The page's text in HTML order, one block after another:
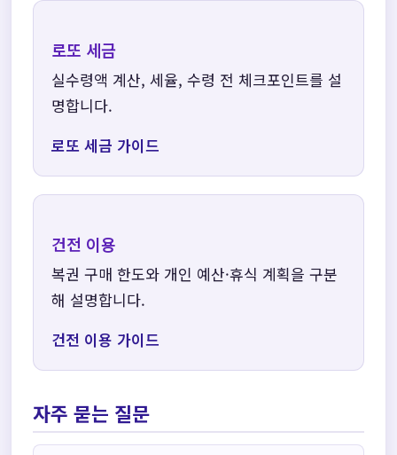
로또 세금
실수령액 계산, 세율, 수령 전 체크포인트를 설
명합니다.
로또 세금 가이드
건전 이용
복권 구매 한도와 개인 예산·휴식 계획을 구분
해 설명합니다.
건전 이용 가이드
자주 묻는 질문